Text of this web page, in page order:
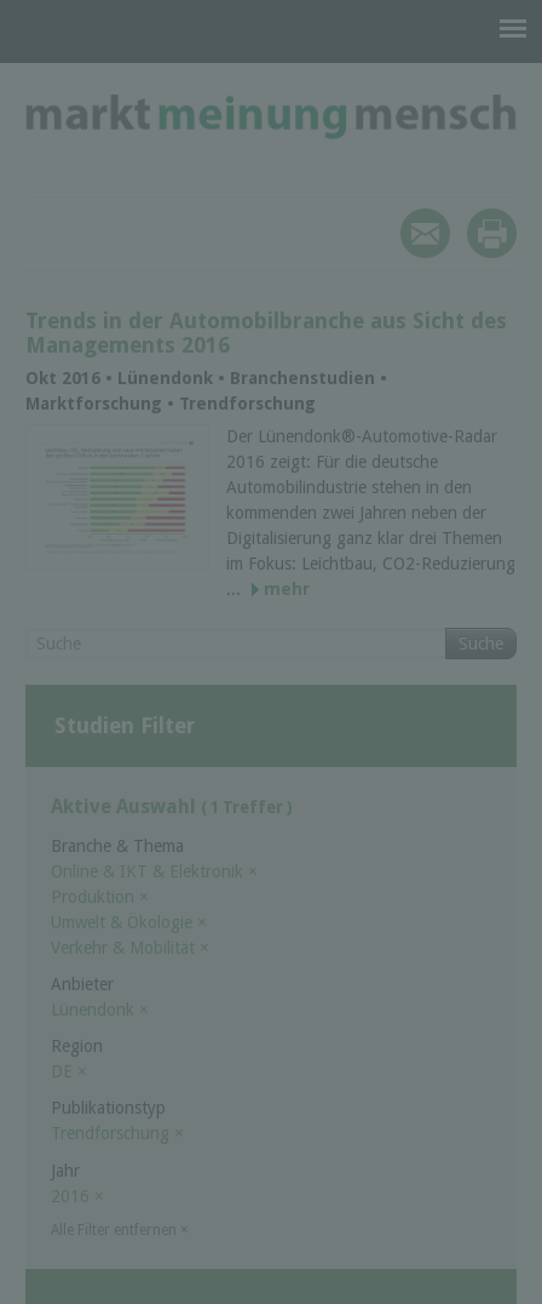
Trends in der Automobilbranche aus Sicht des
Managements 2016
Okt 2016 • Lünendonk • Branchenstudien •
Marktforschung • Trendforschung
Der Lünendonk®-Automotive-Radar
2016 zeigt: Für die deutsche
Automobilindustrie stehen in den
kommenden zwei Jahren neben der
Digitalisierung ganz klar drei Themen
im Fokus: Leichtbau, CO2-Reduzierung
...
mehr
Suche
Studien Filter
Aktive Auswahl ( 1 Treffer )
Branche & Thema
Online & IKT & Elektronik ×
Produktion ×
Umwelt & Ökologie ×
Verkehr & Mobilität ×
Anbieter
Lünendonk ×
Region
DE ×
Publikationstyp
Trendforschung ×
Jahr
2016 ×